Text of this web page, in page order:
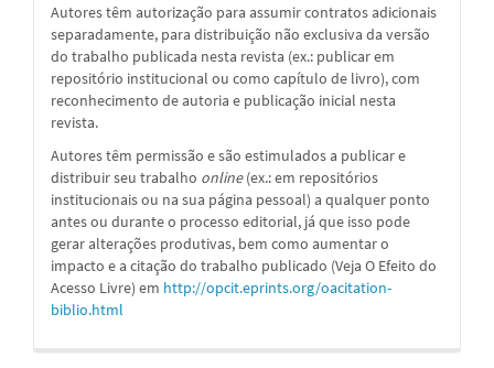
Autores têm autorização para assumir contratos adicionais
separadamente, para distribuição não exclusiva da versão
do trabalho publicada nesta revista (ex.: publicar em
repositório institucional ou como capítulo de livro), com
reconhecimento de autoria e publicação inicial nesta
revista.
Autores têm permissão e são estimulados a publicar e
distribuir seu trabalho online(ex.: em repositórios
institucionais ou na sua página pessoal) a qualquer ponto
antes ou durante o processo editorial, já que isso pode
gerar alterações produtivas, bem como aumentar o
impacto e a citação do trabalho publicado (Veja O Efeito do
Acesso Livre) em http://opcit.eprints.org/oacitation-
biblio.html